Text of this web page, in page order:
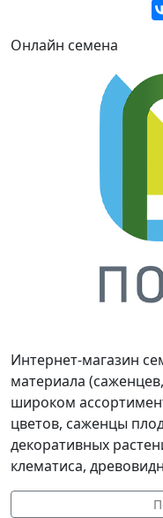
Онлайн семена
Интернет-магазин
материала
широком
цветов, саженцы
декоративных
клематиса,